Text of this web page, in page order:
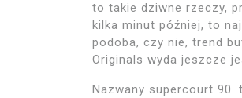
to takie dziwne rzeczy,
kilka minut później, to
podoba, czy nie, trend
Originals wyda jeszcze
Nazwany supercourt 90.